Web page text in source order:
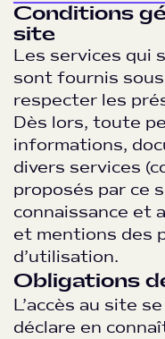
Conditions
site
Les services qui
sont fournis sous
respecter les
Dès lors, toute
informations,
divers services
proposés par ce
connaissance et
et mentions des
d’utilisation.
Obligations
L’accès au site
déclare en